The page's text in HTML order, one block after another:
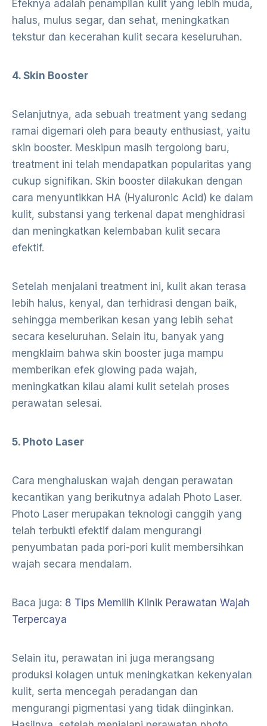
Efeknya adalah penampilan kulit yang lebih muda,
halus, mulus segar, dan sehat, meningkatkan
tekstur dan kecerahan kulit secara keseluruhan.
4. Skin Booster
Selanjutnya, ada sebuah treatment yang sedang
ramai digemari oleh para beauty enthusiast, yaitu
skin booster. Meskipun masih tergolong baru,
treatment ini telah mendapatkan popularitas yang
cukup signifikan. Skin booster dilakukan dengan
cara menyuntikkan HA (Hyaluronic Acid) ke dalam
kulit, substansi yang terkenal dapat menghidrasi
dan meningkatkan kelembaban kulit secara
efektif.
Setelah menjalani treatment ini, kulit akan terasa
lebih halus, kenyal, dan terhidrasi dengan baik,
sehingga memberikan kesan yang lebih sehat
secara keseluruhan. Selain itu, banyak yang
mengklaim bahwa skin booster juga mampu
memberikan efek glowing pada wajah,
meningkatkan kilau alami kulit setelah proses
perawatan selesai.
5. Photo Laser
Cara menghaluskan wajah dengan perawatan
kecantikan yang berikutnya adalah Photo Laser.
Photo Laser merupakan teknologi canggih yang
telah terbukti efektif dalam mengurangi
penyumbatan pada pori-pori kulit membersihkan
wajah secara mendalam.
Baca juga: 8 Tips Memilih Klinik Perawatan Wajah
Terpercaya
Selain itu, perawatan ini juga merangsang
produksi kolagen untuk meningkatkan kekenyalan
kulit, serta mencegah peradangan dan
mengurangi pigmentasi yang tidak diinginkan.